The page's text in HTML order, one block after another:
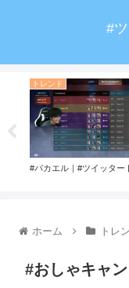
#
トレンド
#パカエル｜#ツイッター
ホーム トレ
#おしゃキャ